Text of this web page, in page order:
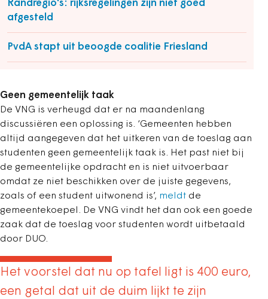
Randregio's: rijksregelingen zijn niet goed
afgesteld
PvdA stapt uit beoogde coalitie Friesland
Geen gemeentelijk taak
De VNG is verheugd dat er na maandenlang
discussiëren een oplossing is. ‘Gemeenten hebben
altijd aangegeven dat het uitkeren van de toeslag aan
studenten geen gemeentelijk taak is. Het past niet bij
de gemeentelijke opdracht en is niet uitvoerbaar
omdat ze niet beschikken over de juiste gegevens,
zoals of een student uitwonend is’, meldt de
gemeentekoepel. De VNG vindt het dan ook een goede
zaak dat de toeslag voor studenten wordt uitbetaald
door DUO.
Het voorstel dat nu op tafel ligt is 400 euro,
een getal dat uit de duim lijkt te zijn